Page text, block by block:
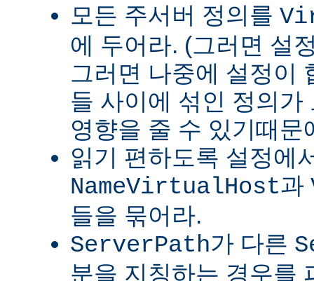
모든 주서버 정의를
에 두어라. (그러면 설
그러면 나중에 설정이
들 사이에 섞인 정의가
영향을 줄 수 있기때문
읽기 편하도록 설정에
NameVirtualHost과
들을 묶어라.
ServerPath가 다른
분을 지칭하는 경우를